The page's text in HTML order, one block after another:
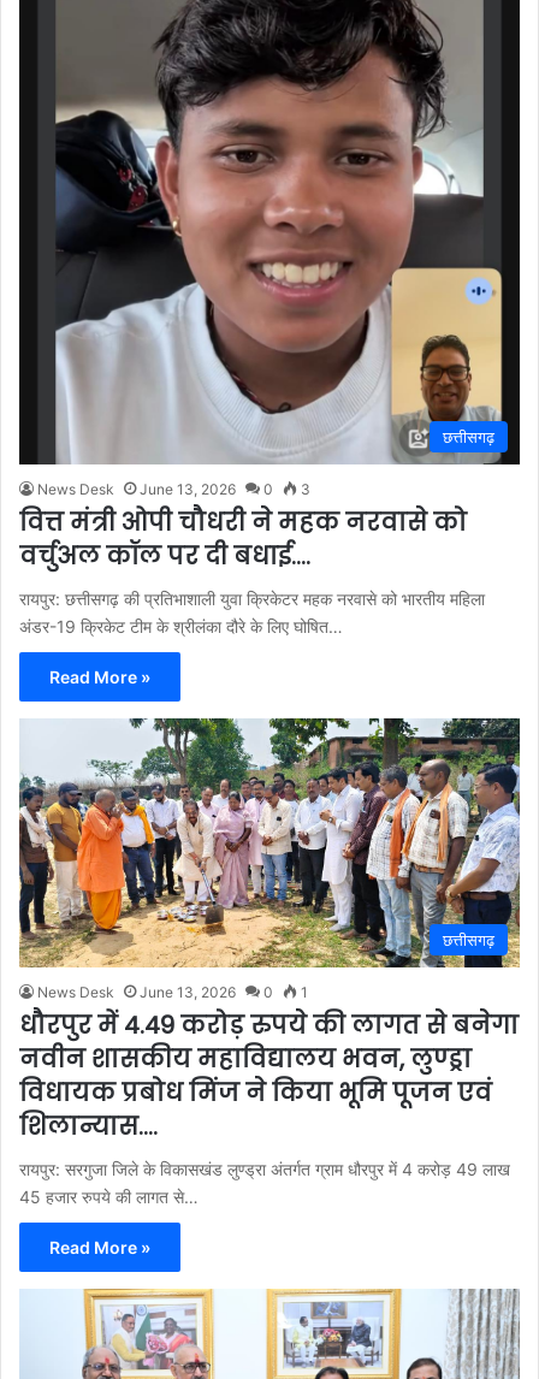
छत्तीसगढ़
News Desk June 13, 2026 0 3
वित्त मंत्री ओपी चौधरी ने महक नरवासे को
वर्चुअल कॉल पर दी बधाई….
रायपुर: छत्तीसगढ़ की प्रतिभाशाली युवा क्रिकेटर महक नरवासे को भारतीय महिला
अंडर-19 क्रिकेट टीम के श्रीलंका दौरे के लिए घोषित…
Read More »
छत्तीसगढ़
News Desk June 13, 2026 0 1
धौरपुर में 4.49 करोड़ रुपये की लागत से बनेगा
नवीन शासकीय महाविद्यालय भवन, लुण्ड्रा
विधायक प्रबोध मिंज ने किया भूमि पूजन एवं
शिलान्यास….
रायपुर: सरगुजा जिले के विकासखंड लुण्ड्रा अंतर्गत ग्राम धौरपुर में 4 करोड़ 49 लाख
45 हजार रुपये की लागत से…
Read More »